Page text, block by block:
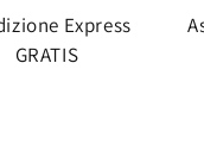
Express
GRATIS